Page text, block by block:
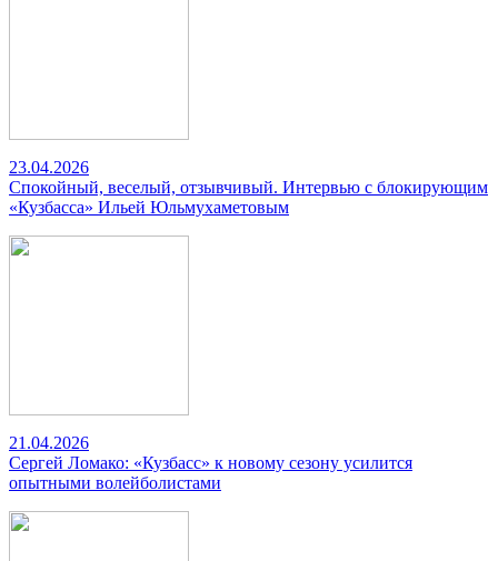
23.04.2026
Спокойный, веселый, отзывчивый. Интервью с блокирующим
«Кузбасса» Ильей Юльмухаметовым
21.04.2026
Сергей Ломако: «Кузбасс» к новому сезону усилится
опытными волейболистами